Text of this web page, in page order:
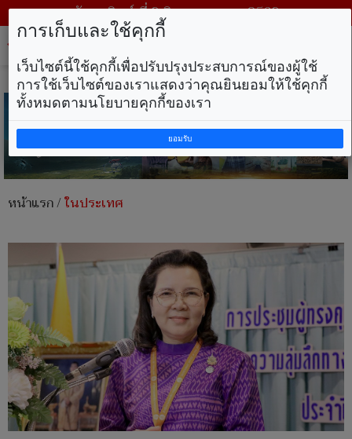
วันอาทิตย์ ที่ 9 สิงหาคม พ.ศ. 2569
หน้าแรก/ในประเทศ
การเก็บและใช้คุกกี้
เว็บไซต์นี้ใช้คุกกี้เพื่อปรับปรุงประสบการณ์ของผู้ใช้
การใช้เว็บไซต์ของเราแสดงว่าคุณยินยอมให้ใช้คุกกี้
ทั้งหมดตามนโยบายคุกกี้ของเรา
ยอมรับ